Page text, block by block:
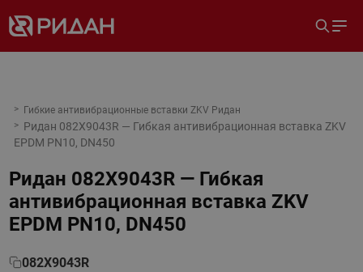
Гибкие антивибрационные вставки ZKV Ридан
Ридан 082X9043R — Гибкая антивибрационная вставка ZKV
EPDM PN10, DN450
Ридан 082X9043R — Гибкая
антивибрационная вставка ZKV
EPDM PN10, DN450
082X9043R